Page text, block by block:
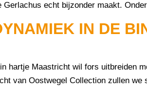
Gerlachus echt bijzonder maakt.
IN DE
hartje Maastricht wil fors uitbreiden
van Oostwegel Collection zullen